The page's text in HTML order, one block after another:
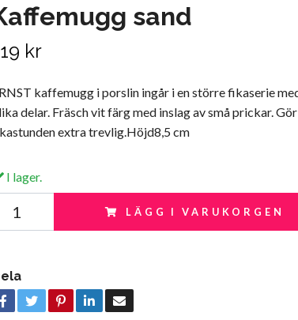
sand
kr
kaffemugg i porslin ingår i en större fikaserie
delar. Fräsch vit färg med inslag av små prickar. Gör
extra trevlig.Höjd8,5 cm
I lager.
LÄGG I VARUKORGEN